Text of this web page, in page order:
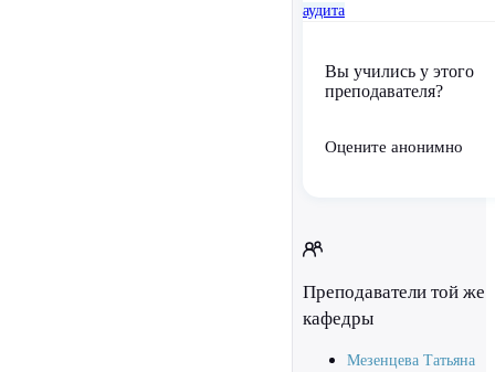
аудита
Вы учились у этого
преподавателя?
Оцените анонимно
Преподаватели той же
кафедры
Мезенцева Татьяна